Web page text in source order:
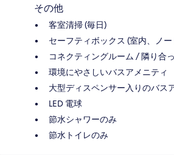
その他
客室清掃 (毎日)
セーフティボックス (室内、ノ
コネクティングルーム / 隣り合
環境にやさしいバスアメニティ
大型ディスペンサー入りのバス
LED 電球
節水シャワーのみ
節水トイレのみ